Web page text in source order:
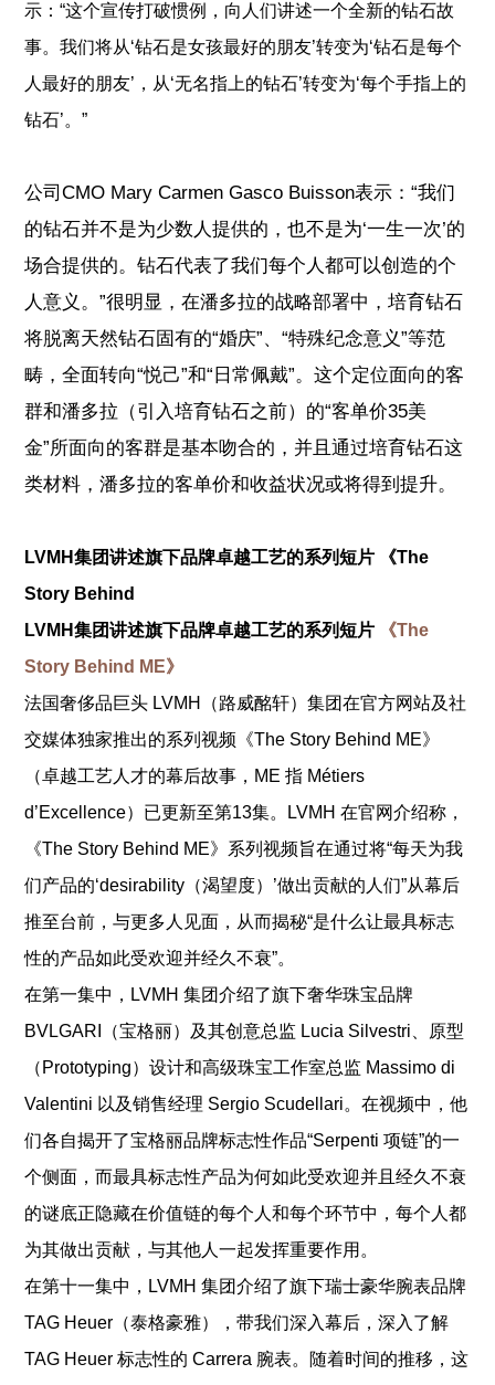
示：“这个宣传打破惯例，向人们讲述一个全新的钻石故
事。我们将从‘钻石是女孩最好的朋友’转变为‘钻石是每个
人最好的朋友’，从‘无名指上的钻石’转变为‘每个手指上的
钻石’。”
公司CMO Mary Carmen Gasco Buisson表示：“我们
的钻石并不是为少数人提供的，也不是为‘一生一次’的
场合提供的。钻石代表了我们每个人都可以创造的个
人意义。”很明显，在潘多拉的战略部署中，培育钻石
将脱离天然钻石固有的“婚庆”、“特殊纪念意义”等范
畴，全面转向“悦己”和“日常佩戴”。这个定位面向的客
群和潘多拉（引入培育钻石之前）的“客单价35美
金”所面向的客群是基本吻合的，并且通过培育钻石这
类材料，潘多拉的客单价和收益状况或将得到提升。
LVMH集团讲述旗下品牌卓越工艺的系列短片 《The
Story Behind
LVMH集团讲述旗下品牌卓越工艺的系列短片
《The
Story Behind ME》
法国奢侈品巨头 LVMH（路威酩轩）集团在官方网站及社
交媒体独家推出的系列视频《The Story Behind ME》
（卓越工艺人才的幕后故事，ME 指 Métiers
d’Excellence）已更新至第13集。
LVMH 在官网介绍称，
《The Story Behind ME》系列视频旨在通过将“每天为我
们产品的‘desirability（渴望度）’做出贡献的人们”从幕后
推至台前，与更多人见面，从而揭秘“是什么让最具标志
性的产品如此受欢迎并经久不衰”。
在第一集中，LVMH 集团介绍了旗下奢华珠宝品牌
BVLGARI（宝格丽）及其创意总监 Lucia Silvestri、原型
（Prototyping）设计和高级珠宝工作室总监 Massimo di
Valentini 以及销售经理 Sergio Scudellari。在视频中，他
们各自揭开了宝格丽品牌标志性作品“Serpenti 项链”的一
个侧面，而最具标志性产品为何如此受欢迎并且经久不衰
的谜底正隐藏在价值链的每个人和每个环节中，每个人都
为其做出贡献，与其他人一起发挥重要作用。
在第十一集中，LVMH 集团介绍了旗下瑞士豪华腕表品牌
TAG Heuer（泰格豪雅），带我们深入幕后，深入了解
TAG Heuer 标志性的 Carrera 腕表。随着时间的推移，这